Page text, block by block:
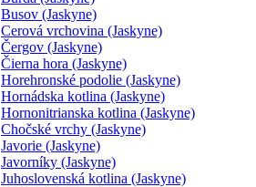
Busov (Jaskyne)
Cerová vrchovina (Jaskyne)
Čergov (Jaskyne)
Čierna hora (Jaskyne)
Horehronské podolie (Jaskyne)
Hornádska kotlina (Jaskyne)
Hornonitrianska kotlina (Jaskyne)
Chočské vrchy (Jaskyne)
Javorie (Jaskyne)
Javorníky (Jaskyne)
Juhoslovenská kotlina (Jaskyne)